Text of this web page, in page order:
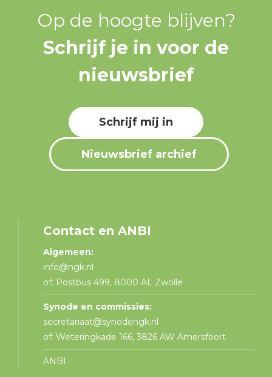
Op de hoogte blijven?
Schrijf je in voor de
nieuwsbrief
Schrijf mij in
Nieuwsbrief archief
Contact en ANBI
Algemeen:
info@ngk.nl
of: Postbus 499, 8000 AL Zwolle
Synode en commissies:
secretariaat@synodengk.nl
of: Weteringkade 166, 3826 AW Amersfoort
ANBI